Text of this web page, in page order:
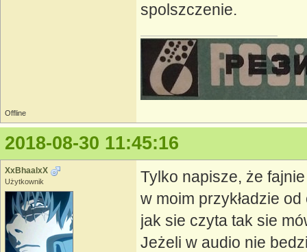
spolszczenie.
Offline
2018-08-30 11:45:16
XxBhaalxX
Użytkownik
Tylko napisze, że
w moim przykładzie
jak sie czyta tak sie
Jeżeli w audio nie